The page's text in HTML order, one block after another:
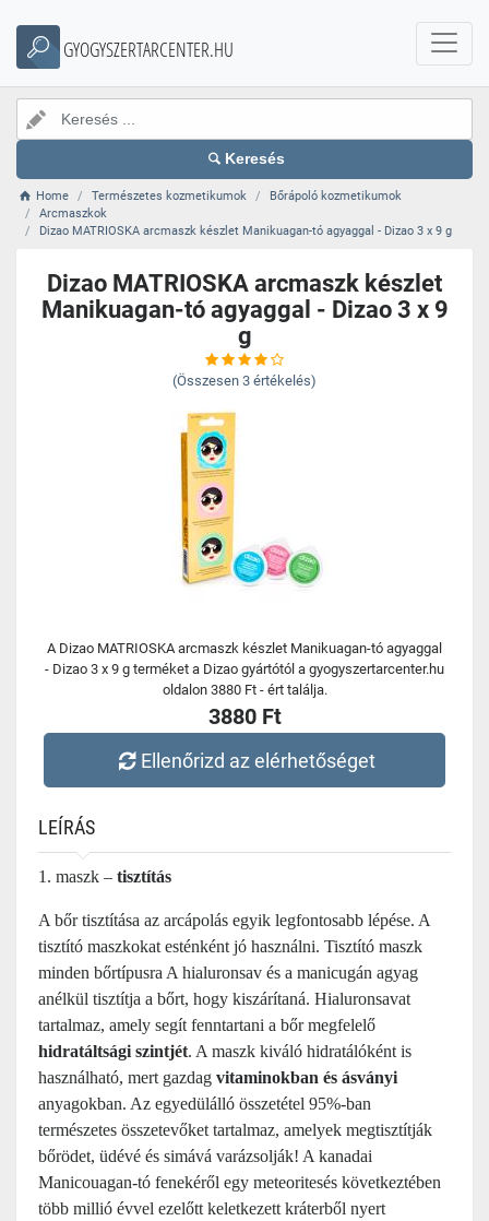
GYOGYSZERTARCENTER.HU
Keresés
Home Természetes kozmetikumok
Bőrápoló kozmetikumok
Arcmaszkok
Dizao MATRIOSKA arcmaszk készlet Manikuagan-tó agyaggal - Dizao 3 x 9 g
Dizao MATRIOSKA arcmaszk készlet
Manikuagan-tó agyaggal - Dizao 3 x 9
g
(Összesen 3 értékelés)
A Dizao MATRIOSKA arcmaszk készlet Manikuagan-tó agyaggal
- Dizao 3 x 9 g terméket a Dizao gyártótól a gyogyszertarcenter.hu
oldalon 3880 Ft - ért találja.
3880 Ft
Ellenőrizd az elérhetőséget
LEÍRÁS
1. maszk – tisztítás
A bőr tisztítása az arcápolás egyik legfontosabb lépése. A
tisztító maszkokat esténként jó használni. Tisztító maszk
minden bőrtípusra A hialuronsav és a manicugán agyag
anélkül tisztítja a bőrt, hogy kiszárítaná. Hialuronsavat
tartalmaz, amely segít fenntartani a bőr megfelelő
hidratáltsági szintjét. A maszk kiváló hidratálóként is
használható, mert gazdag vitaminokban és ásványi
anyagokban. Az egyedülálló összetétel 95%-ban
természetes összetevőket tartalmaz, amelyek megtisztítják
bőrödet, üdévé és simává varázsolják! A kanadai
Manicouagan-tó fenekéről egy meteoritesés következtében
több millió évvel ezelőtt keletkezett kráterből nyert